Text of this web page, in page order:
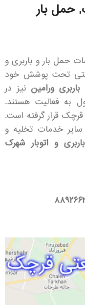
حمل بار
حمل بار و باربری و
تحت پوشش خود
باربری ورامین نیز در
به فعالیت هستند.
قرار گرفته است.
خدمات تخلیه و
باربری و اتوبار شهرک